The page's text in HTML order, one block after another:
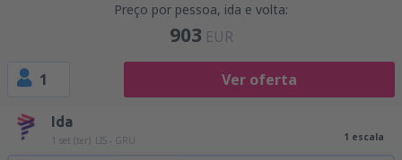
Preço por pessoa, ida e volta:
903 EUR
1 Ver oferta
Ida
1 set (ter) LIS - GRU 1 escala